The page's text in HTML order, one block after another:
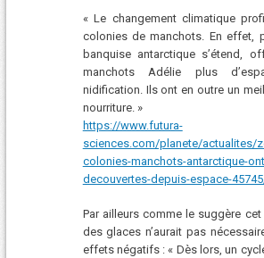
« Le changement climatique
colonies de manchots. En effet,
banquise antarctique s’étend,
manchots Adélie plus
nidification. Ils ont en outre un
nourriture. »
https://www.futura-
sciences.com/planete/actualites/
colonies-manchots-antarctique-
decouvertes-depuis-espace-
Par ailleurs comme le suggère
des glaces n’aurait pas
effets négatifs : « Dès lors, un